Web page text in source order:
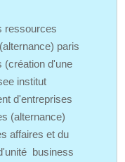
ressources
paris
(création d'une
institut
d'entreprises
(alternance)
affaires et du
business